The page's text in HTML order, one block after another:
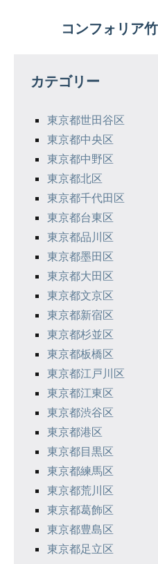
ー
コンフォリア
カテゴリー
東京都世田谷区
東京都中央区
東京都中野区
東京都北区
東京都千代田区
東京都台東区
東京都品川区
東京都墨田区
東京都大田区
東京都文京区
東京都新宿区
東京都杉並区
東京都板橋区
東京都江戸川区
東京都江東区
東京都渋谷区
東京都港区
東京都目黒区
東京都練馬区
東京都荒川区
東京都葛飾区
東京都豊島区
東京都足立区